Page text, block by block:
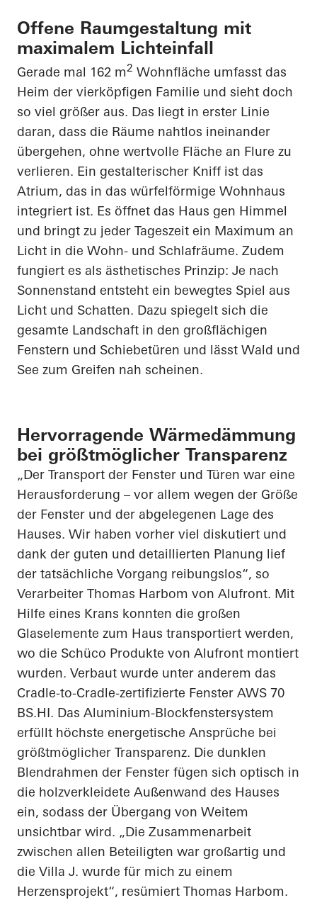
Offene Raumgestaltung mit
maximalem Lichteinfall
Gerade mal 162 m2 Wohnfläche umfasst das
Heim der vierköpfigen Familie und sieht doch
so viel größer aus. Das liegt in erster Linie
daran, dass die Räume nahtlos ineinander
übergehen, ohne wertvolle Fläche an Flure zu
verlieren. Ein gestalterischer Kniff ist das
Atrium, das in das würfelförmige Wohnhaus
integriert ist. Es öffnet das Haus gen Himmel
und bringt zu jeder Tageszeit ein Maximum an
Licht in die Wohn- und Schlafräume. Zudem
fungiert es als ästhetisches Prinzip: Je nach
Sonnenstand entsteht ein bewegtes Spiel aus
Licht und Schatten. Dazu spiegelt sich die
gesamte Landschaft in den großflächigen
Fenstern und Schiebetüren und lässt Wald und
See zum Greifen nah scheinen.
Hervorragende Wärmedämmung
bei größtmöglicher Transparenz
„Der Transport der Fenster und Türen war eine
Herausforderung – vor allem wegen der Größe
der Fenster und der abgelegenen Lage des
Hauses. Wir haben vorher viel diskutiert und
dank der guten und detaillierten Planung lief
der tatsächliche Vorgang reibungslos“, so
Verarbeiter Thomas Harbom von Alufront. Mit
Hilfe eines Krans konnten die großen
Glaselemente zum Haus transportiert werden,
wo die Schüco Produkte von Alufront montiert
wurden. Verbaut wurde unter anderem das
Cradle-to-Cradle-zertifizierte Fenster AWS 70
BS.HI. Das Aluminium-Blockfenstersystem
erfüllt höchste energetische Ansprüche bei
größtmöglicher Transparenz. Die dunklen
Blendrahmen der Fenster fügen sich optisch in
die holzverkleidete Außenwand des Hauses
ein, sodass der Übergang von Weitem
unsichtbar wird. „Die Zusammenarbeit
zwischen allen Beteiligten war großartig und
die Villa J. wurde für mich zu einem
Herzensprojekt“, resümiert Thomas Harbom.